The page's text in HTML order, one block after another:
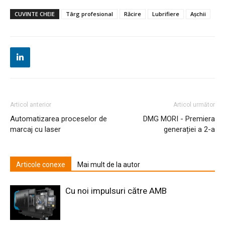
CUVINTE CHEIE Târg profesional Răcire Lubrifiere Așchii
Articol anterior
Automatizarea proceselor de
marcaj cu laser
Articol următor
DMG MORI - Premiera
generației a 2-a
Articole conexe Mai mult de la autor
Cu noi impulsuri către AMB